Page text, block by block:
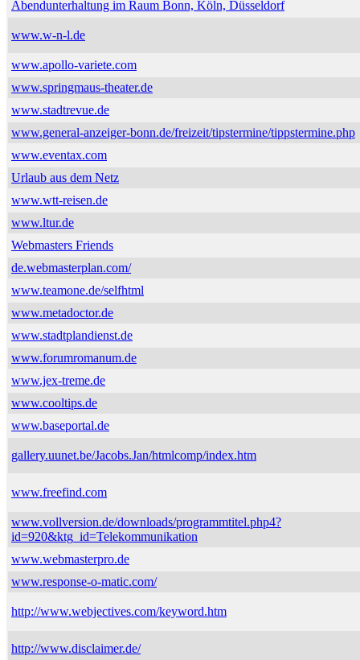
Abendunterhaltung im Raum Bonn, Köln, Düsseldorf
www.w-n-l.de
www.apollo-variete.com
www.springmaus-theater.de
www.stadtrevue.de
www.general-anzeiger-bonn.de/freizeit/tipstermine/tippstermine.php
www.eventax.com
Urlaub aus dem Netz
www.wtt-reisen.de
www.ltur.de
Webmasters Friends
de.webmasterplan.com/
www.teamone.de/selfhtml
www.metadoctor.de
www.stadtplandienst.de
www.forumromanum.de
www.jex-treme.de
www.cooltips.de
www.baseportal.de
gallery.uunet.be/Jacobs.Jan/htmlcomp/index.htm
www.freefind.com
www.vollversion.de/downloads/programmtitel.php4?
id=920&ktg_id=Telekommunikation
www.webmasterpro.de
www.response-o-matic.com/
http://www.webjectives.com/keyword.htm
http://www.disclaimer.de/